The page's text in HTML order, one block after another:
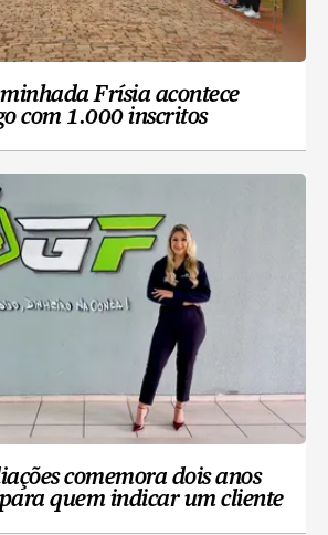
Frísia acontece
com 1.000 inscritos
comemora dois anos
quem indicar um cliente